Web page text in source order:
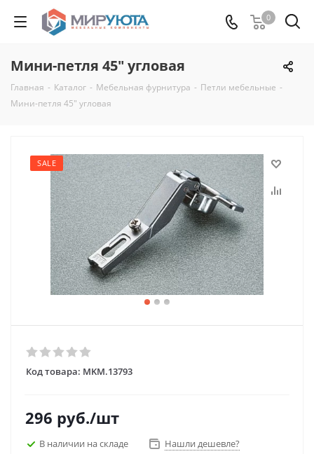
0
Мини-петля 45" угловая
Главная - Каталог - Мебельная фурнитура - Петли мебельные -
Мини-петля 45" угловая
SALE
Код товара: MKM.13793
296 руб./шт
В наличии на складе Нашли дешевле?